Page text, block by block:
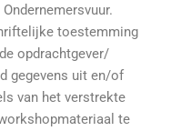
toestemming
opdrachtgever/
gegevens uit en/of
van het verstrekte
te